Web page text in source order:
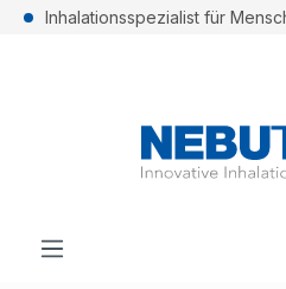
Inhalationsspezialist für